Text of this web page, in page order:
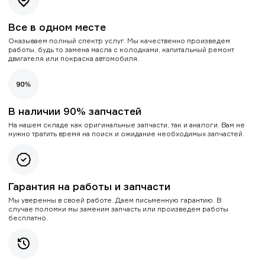
Все в одном месте
Оказываем полный спектр услуг. Мы качественно произведем
работы, будь то замена масла с колодками, капитальный ремонт
двигателя или покраска автомобиля.
В наличии 90% запчастей
На нашем складе как оригинальные запчасти, так и аналоги. Вам не
нужно тратить время на поиск и ожидание необходимых запчастей.
Гарантия на работы и запчасти
Мы уверенны в своей работе. Даем письменную гарантию. В
случае поломки мы заменим запчасть или произведем работы
бесплатно.